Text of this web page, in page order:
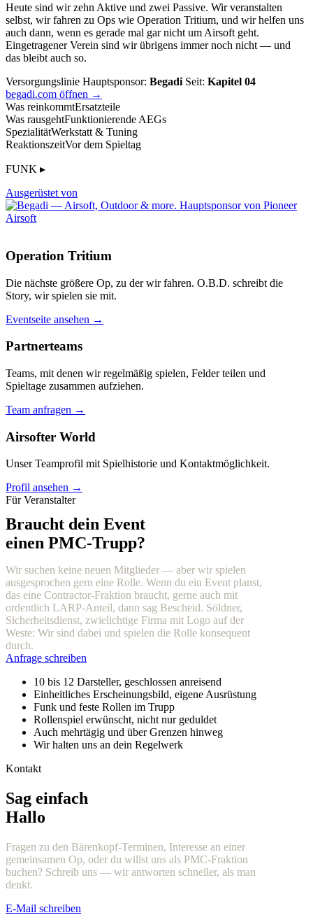
Heute sind wir zehn Aktive und zwei Passive. Wir veranstalten
selbst, wir fahren zu Ops wie Operation Tritium, und wir helfen uns
auch dann, wenn es gerade mal gar nicht um Airsoft geht.
Eingetragener Verein sind wir übrigens immer noch nicht — und
das bleibt auch so.
Versorgungslinie Hauptsponsor: Begadi Seit: Kapitel 04
begadi.com öffnen →
Was reinkommtErsatzteile
Was rausgehtFunktionierende AEGs
SpezialitätWerkstatt & Tuning
ReaktionszeitVor dem Spieltag
FUNK ▸
Ausgerüstet von
Operation Tritium
Die nächste größere Op, zu der wir fahren. O.B.D. schreibt die
Story, wir spielen sie mit.
Eventseite ansehen →
Partnerteams
Teams, mit denen wir regelmäßig spielen, Felder teilen und
Spieltage zusammen aufziehen.
Team anfragen →
Airsofter World
Unser Teamprofil mit Spielhistorie und Kontaktmöglichkeit.
Profil ansehen →
Für Veranstalter
Braucht dein Event
einen PMC-Trupp?
Wir suchen keine neuen Mitglieder — aber wir spielen
ausgesprochen gern eine Rolle. Wenn du ein Event planst,
das eine Contractor-Fraktion braucht, gerne auch mit
ordentlich LARP-Anteil, dann sag Bescheid. Söldner,
Sicherheitsdienst, zwielichtige Firma mit Logo auf der
Weste: Wir sind dabei und spielen die Rolle konsequent
durch.
Anfrage schreiben
10 bis 12 Darsteller, geschlossen anreisend
Einheitliches Erscheinungsbild, eigene Ausrüstung
Funk und feste Rollen im Trupp
Rollenspiel erwünscht, nicht nur geduldet
Auch mehrtägig und über Grenzen hinweg
Wir halten uns an dein Regelwerk
Kontakt
Sag einfach
Hallo
Fragen zu den Bärenkopf-Terminen, Interesse an einer
gemeinsamen Op, oder du willst uns als PMC-Fraktion
buchen? Schreib uns — wir antworten schneller, als man
denkt.
E-Mail schreiben